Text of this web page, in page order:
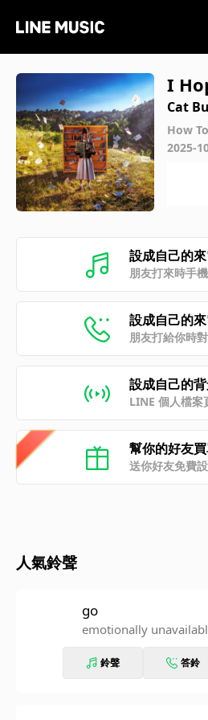
I
Cat
How
2025-
設成自己的
朋友打來時手
設成自己的
朋友打給你時
設成自己的
LINE 個人檔案
幫你的好友
送你好友免費
人氣鈴聲
go
emotionally
鈴聲 答鈴